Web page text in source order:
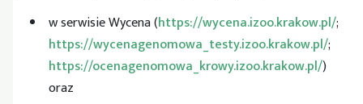
w serwisie Wycena (https://wycena.izoo.krakow.pl/;
https://wycenagenomowa_testy.izoo.krakow.pl/;
https://ocenagenomowa_krowy.izoo.krakow.pl/)
oraz